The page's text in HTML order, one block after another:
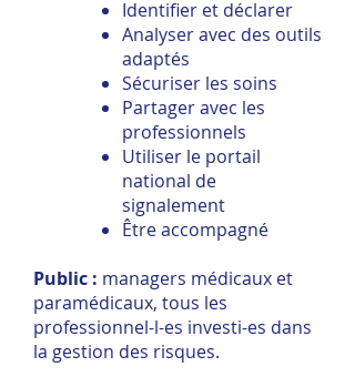
Identifier et déclarer
Analyser avec des outils
adaptés
Sécuriser les soins
Partager avec les
professionnels
Utiliser le portail
national de
signalement
Être accompagné
Public : managers médicaux et
paramédicaux, tous les
professionnel-l-es investi-es dans
la gestion des risques.